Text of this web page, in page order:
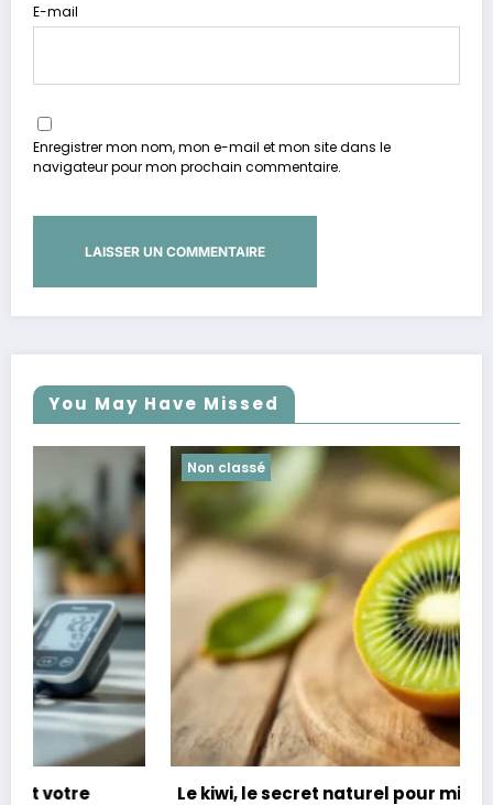
E-mail
Enregistrer mon nom, mon e-mail et mon site dans le
navigateur pour mon prochain commentaire.
You May Have Missed
Non classé
Le kiwi, le secret naturel pour mieux dormir